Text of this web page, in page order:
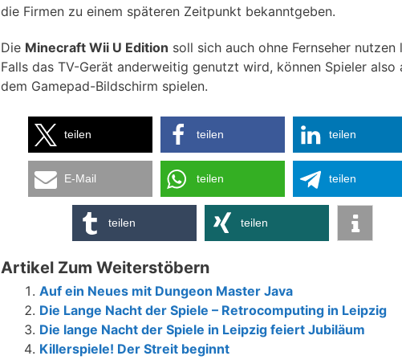
die Firmen zu einem späteren Zeitpunkt bekanntgeben.
Die Minecraft Wii U Edition soll sich auch ohne Fernseher nutzen
Falls das TV-Gerät anderweitig genutzt wird, können Spieler also
dem Gamepad-Bildschirm spielen.
teilen teilen teilen
E-Mail teilen teilen
teilen teilen
Artikel Zum Weiterstöbern
Auf ein Neues mit Dungeon Master Java
Die Lange Nacht der Spiele – Retrocomputing in Leipzig
Die lange Nacht der Spiele in Leipzig feiert Jubiläum
Killerspiele! Der Streit beginnt